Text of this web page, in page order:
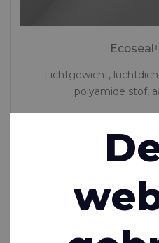
Lichtgewicht,
polyamide stof,
(TPU)
Op